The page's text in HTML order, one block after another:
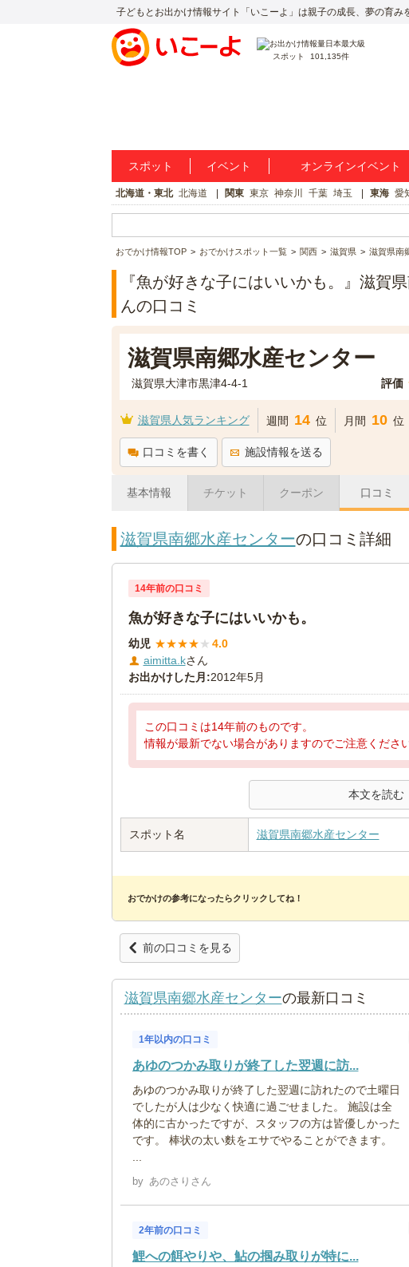
子どもとお出かけ情報サイト「いこーよ」は親子の成長、夢の育み
スポット 101,135件
スポット イベント オンラインイベント
北海道・東北 北海道 関東 東京 神奈川 千葉 埼玉 東海 愛
おでかけ情報TOP おでかけスポット一覧 関西 滋賀県 滋賀県南
『魚が好きな子にはいいかも。』滋賀
んの口コミ
滋賀県南郷水産センター
滋賀県大津市黒津4-4-1 評価
滋賀県人気ランキング 週間 14 位 月間 10 位
口コミを書く 施設情報を送る
基本情報 チケット クーポン 口コミ
滋賀県南郷水産センターの口コミ詳細
14年前の口コミ
魚が好きな子にはいいかも。
幼児 ★★★★★ 4.0
aimitta.kさん
お出かけした月:2012年5月
この口コミは14年前のものです。
情報が最新でない場合がありますのでご注意ください
本文を読む
スポット名 滋賀県南郷水産センター
おでかけの参考になったらクリックしてね！
前の口コミを見る
滋賀県南郷水産センターの最新口コミ
1年以内の口コミ
あゆのつかみ取りが終了した翌週に訪...
あゆのつかみ取りが終了した翌週に訪れたので土曜日
でしたが人は少なく快適に過ごせました。 施設は全
体的に古かったですが、スタッフの方は皆優しかった
です。 棒状の太い麩をエサでやることができます。
by あのさりさん
2年前の口コミ
鯉への餌やりや、鮎の掴み取りが特に...